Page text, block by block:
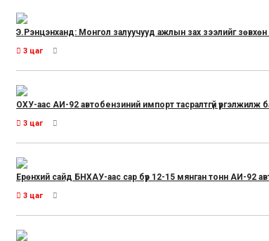
Э.Рэнцэнханд: Монгол залуучууд ажлын зах зээлийг
3 цаг
ОХУ-аас АИ-92 автобензиний импорт тасралтгүй үргэлжилж
3 цаг
Ерөнхий сайд БНХАУ-аас сар бүр 12-15 мянган тонн АИ-92
3 цаг